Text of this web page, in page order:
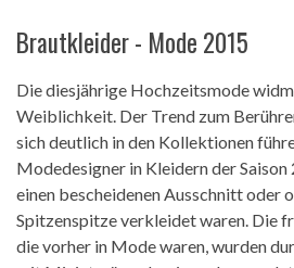
Brautkleider - Mode 2015
Die diesjährige Hochzeitsmode
Weiblichkeit. Der Trend zum
sich deutlich in den Kollektionen
Modedesigner in Kleidern der
einen bescheidenen Ausschnitt oder
Spitzenspitze verkleidet waren. Die
die vorher in Mode waren, wurden